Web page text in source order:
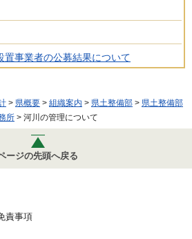
置事業者の公募結果について
> 県概要 > 組織案内 > 県土整備部 > 県土整備部
所 > 河川の管理について
ージの先頭へ戻る
責事項